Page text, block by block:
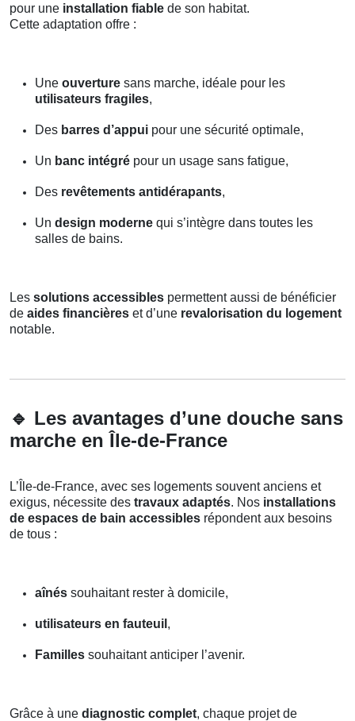
pour une installation fiable de son habitat.
Cette adaptation offre :
Une ouverture sans marche, idéale pour les
utilisateurs fragiles,
Des barres d’appui pour une sécurité optimale,
Un banc intégré pour un usage sans fatigue,
Des revêtements antidérapants,
Un design moderne qui s’intègre dans toutes les
salles de bains.
Les solutions accessibles permettent aussi de bénéficier
de aides financières et d’une revalorisation du logement
notable.
🔹 Les avantages d’une douche sans
marche en Île-de-France
L’Île-de-France, avec ses logements souvent anciens et
exigus, nécessite des travaux adaptés. Nos installations
de espaces de bain accessibles répondent aux besoins
de tous :
aînés souhaitant rester à domicile,
utilisateurs en fauteuil ,
Familles souhaitant anticiper l’avenir.
Grâce à une diagnostic complet, chaque projet de